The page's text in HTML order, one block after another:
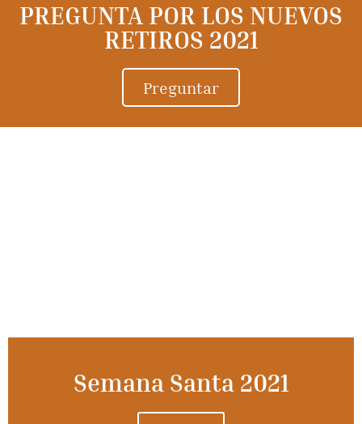
PREGUNTA POR LOS NUEVOS
RETIROS 2021
Preguntar
Semana Santa 2021